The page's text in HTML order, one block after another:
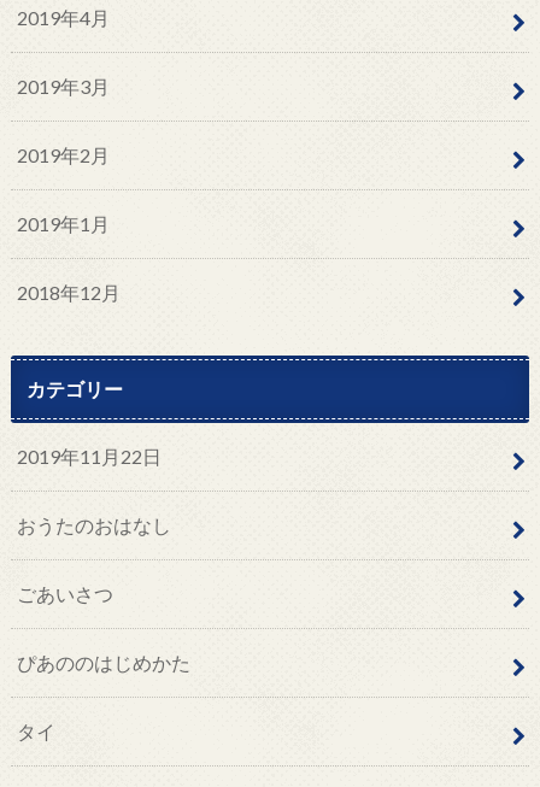
2019年4月
2019年3月
2019年2月
2019年1月
2018年12月
カテゴリー
2019年11月22日
おうたのおはなし
ごあいさつ
ぴあののはじめかた
タイ